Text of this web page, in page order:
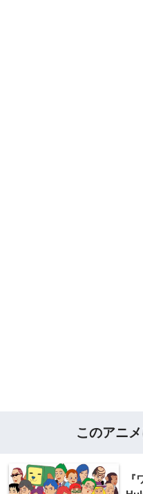
このアニ